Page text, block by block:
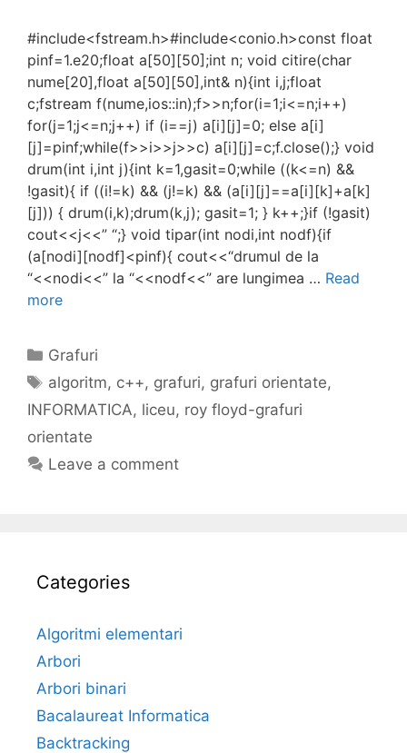
#include<fstream.h>#include<conio.h>const float
pinf=1.e20;float a[50][50];int n; void citire(char
nume[20],float a[50][50],int& n){int i,j;float
c;fstream f(nume,ios::in);f>>n;for(i=1;i<=n;i++)
for(j=1;j<=n;j++) if (i==j) a[i][j]=0; else a[i]
[j]=pinf;while(f>>i>>j>>c) a[i][j]=c;f.close();} void
drum(int i,int j){int k=1,gasit=0;while ((k<=n) &&
!gasit){ if ((i!=k) && (j!=k) && (a[i][j]==a[i][k]+a[k]
[j])) { drum(i,k);drum(k,j); gasit=1; } k++;}if (!gasit)
cout<<j<<” “;} void tipar(int nodi,int nodf){if
(a[nodi][nodf]<pinf){ cout<<“drumul de la
“<<nodi<<” la “<<nodf<<” are lungimea … Read
more
Categories
Grafuri
Tags
algoritm, c++, grafuri, grafuri orientate,
INFORMATICA, liceu, roy floyd-grafuri
orientate
Leave a comment
Categories
Algoritmi elementari
Arbori
Arbori binari
Bacalaureat Informatica
Backtracking